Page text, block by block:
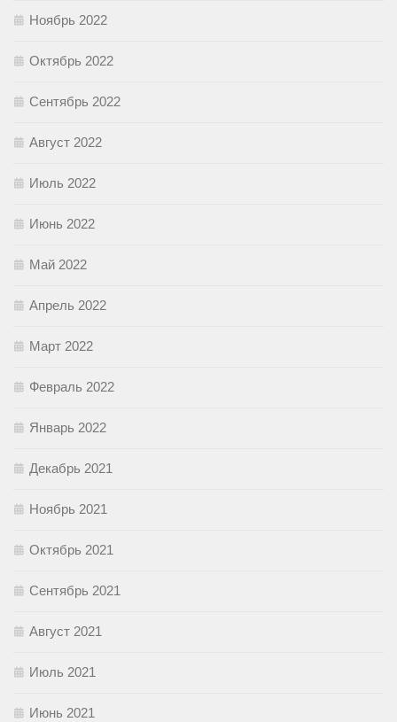
Ноябрь 2022
Октябрь 2022
Сентябрь 2022
Август 2022
Июль 2022
Июнь 2022
Май 2022
Апрель 2022
Март 2022
Февраль 2022
Январь 2022
Декабрь 2021
Ноябрь 2021
Октябрь 2021
Сентябрь 2021
Август 2021
Июль 2021
Июнь 2021